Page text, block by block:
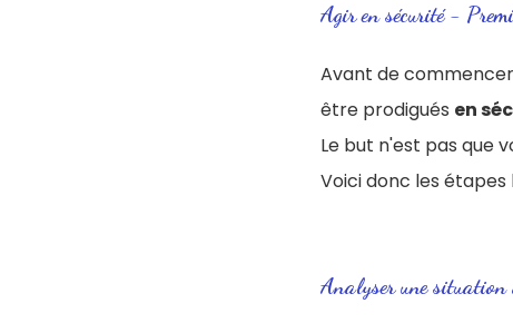
Agir en sécurité -
Avant de
être prodigués en
Le but n'est pas que
Voici donc les
Analyser une situation